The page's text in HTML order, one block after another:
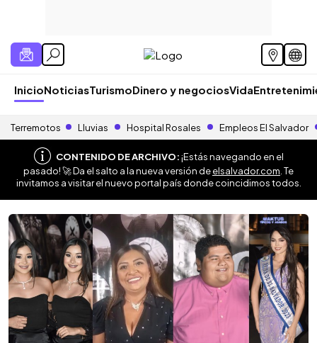
InicioNoticiasTurismoDinero y negociosVida
Terremotos Lluvias Hospital Rosales Empleos El Salvador
CONTENIDO DE ARCHIVO:¡Estás navegando en el
pasado! 🚀 Da el salto a la nueva versión deelsalvador.com . Te
invitamos a visitar el nuevo portal país donde coincidimos todos.